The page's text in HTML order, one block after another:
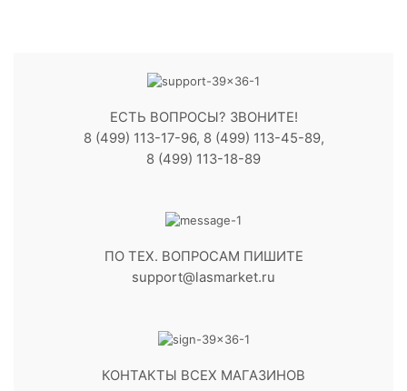
ЕСТЬ ВОПРОСЫ? ЗВОНИТЕ!
8 (499) 113-17-96, 8 (499) 113-45-89,
8 (499) 113-18-89
ПО ТЕХ. ВОПРОСАМ ПИШИТЕ
support@lasmarket.ru
КОНТАКТЫ ВСЕХ МАГАЗИНОВ